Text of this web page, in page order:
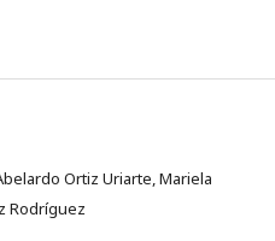
Ortiz Uriarte, Mariela
Rodríguez